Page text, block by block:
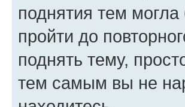
поднятия тем
пройти до
поднять тему,
тем самым вы не